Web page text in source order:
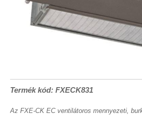
Termék kód: FXECK831
Az FXE-CK EC ventilátoros mennyezeti,